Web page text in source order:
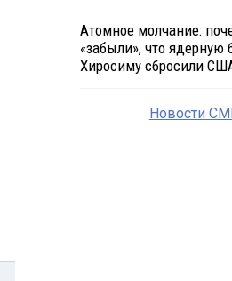
Атомное молчание:
«забыли», что ядерную
Хиросиму сбросили
Новости